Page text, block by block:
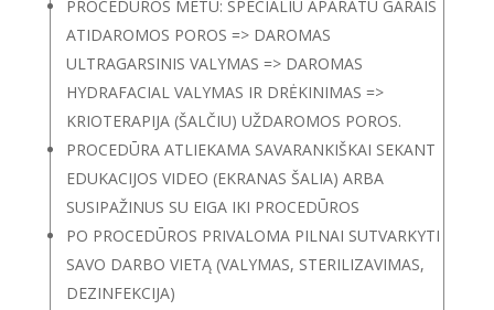
PROCEDŪROS METU: SPECIALIU APARATU GARAIS
ATIDAROMOS POROS => DAROMAS
ULTRAGARSINIS VALYMAS => DAROMAS
HYDRAFACIAL VALYMAS IR DRĖKINIMAS =>
KRIOTERAPIJA (ŠALČIU) UŽDAROMOS POROS.
PROCEDŪRA ATLIEKAMA SAVARANKIŠKAI SEKANT
EDUKACIJOS VIDEO (EKRANAS ŠALIA) ARBA
SUSIPAŽINUS SU EIGA IKI PROCEDŪROS
PO PROCEDŪROS PRIVALOMA PILNAI SUTVARKYTI
SAVO DARBO VIETĄ (VALYMAS, STERILIZAVIMAS,
DEZINFEKCIJA)